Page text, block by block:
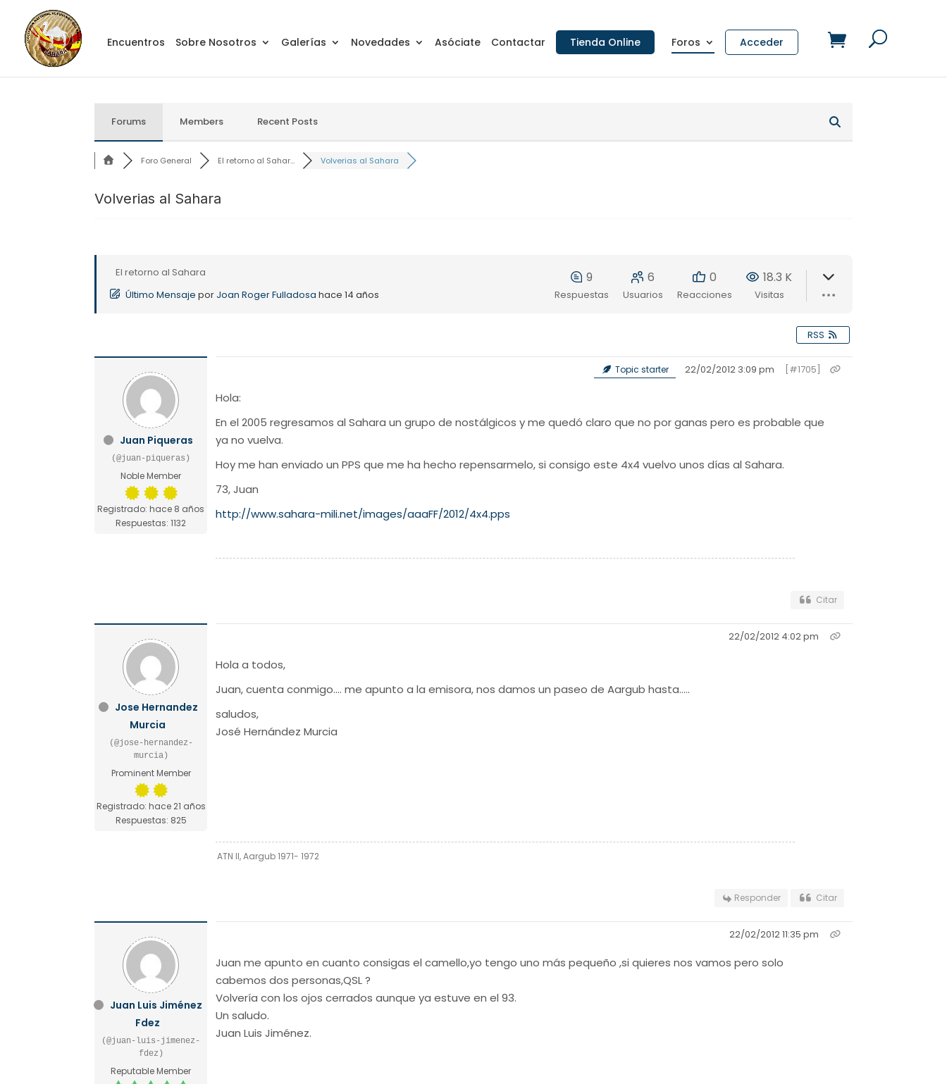
Encuentros Sobre Nosotros Galerías Novedades Asóciate Contactar Tienda Online Foros Acceder
Forums Members Recent Posts
Foro General El retorno al Sahar... Volverias al Sahara
Volverias al Sahara
El retorno al Sahara
Último Mensaje por Joan Roger Fulladosa hace 14 años
9
Respuestas
6
Usuarios
0
Reacciones
18.3 K
Visitas
RSS
Juan Piqueras
(@juan-piqueras)
Noble Member
Registrado: hace 8 años
Respuestas: 1132
Topic starter 22/02/2012 3:09 pm [#1705]
Hola:
En el 2005 regresamos al Sahara un grupo de nostálgicos y me quedó claro que no por ganas pero es probable que
ya no vuelva.
Hoy me han enviado un PPS que me ha hecho repensarmelo, si consigo este 4x4 vuelvo unos días al Sahara.
73, Juan
http://www.sahara-mili.net/images/aaaFF/2012/4x4.pps
Citar
Jose Hernandez
Murcia
(@jose-hernandez-
murcia)
Prominent Member
Registrado: hace 21 años
Respuestas: 825
22/02/2012 4:02 pm
Hola a todos,
Juan, cuenta conmigo.... me apunto a la emisora, nos damos un paseo de Aargub hasta.....
saludos,
José Hernández Murcia
ATN II, Aargub 1971- 1972
Responder Citar
Juan Luis Jiménez
Fdez
(@juan-luis-jimenez-
fdez)
Reputable Member
22/02/2012 11:35 pm
Juan me apunto en cuanto consigas el camello,yo tengo uno más pequeño ,si quieres nos vamos pero solo
cabemos dos personas,QSL ?
Volvería con los ojos cerrados aunque ya estuve en el 93.
Un saludo.
Juan Luis Jiménez.